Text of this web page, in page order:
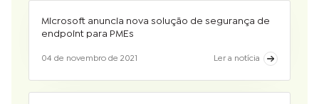
Microsoft anuncia nova solução de segurança de
endpoint para PMEs
04 de novembro de 2021 Ler a notícia